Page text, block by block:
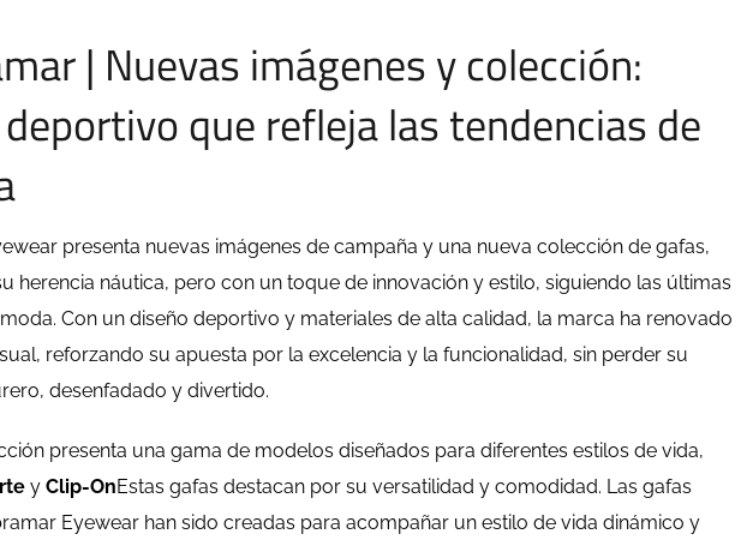
| Nuevas imágenes y colección:
que refleja las tendencias de
presenta nuevas imágenes de campaña y una nueva colección de gafas,
herencia náutica, pero con un toque de innovación y estilo, siguiendo las últimas
Con un diseño deportivo y materiales de alta calidad, la marca ha renovado
reforzando su apuesta por la excelencia y la funcionalidad, sin perder su
desenfadado y divertido.
presenta una gama de modelos diseñados para diferentes estilos de vida,
y Clip-OnEstas gafas destacan por su versatilidad y comodidad. Las gafas
Eyewear han sido creadas para acompañar un estilo de vida dinámico y